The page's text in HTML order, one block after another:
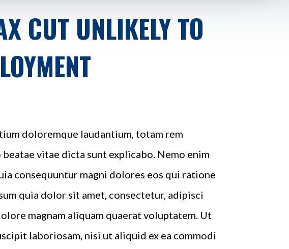
CUT UNLIKELY TO
doloremque laudantium, totam rem
vitae dicta sunt explicabo. Nemo enim
consequuntur magni dolores eos qui ratione
quia dolor sit amet, consectetur, adipisci
magnam aliquam quaerat voluptatem. Ut
laboriosam, nisi ut aliquid ex ea commodi